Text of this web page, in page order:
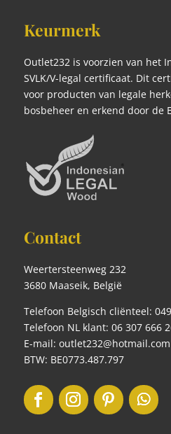
Keurmerk
Outlet232 is voorzien van het
SVLK/V-legal certificaat. Dit
voor producten van legale
bosbeheer en erkend door de
Contact
Weertersteenweg 232
3680 Maaseik, België
Telefoon Belgisch cliënteel:
Telefoon NL klant: 06 307 666
E-mail: outlet232@hotmail.com
BTW: BE0773.487.797